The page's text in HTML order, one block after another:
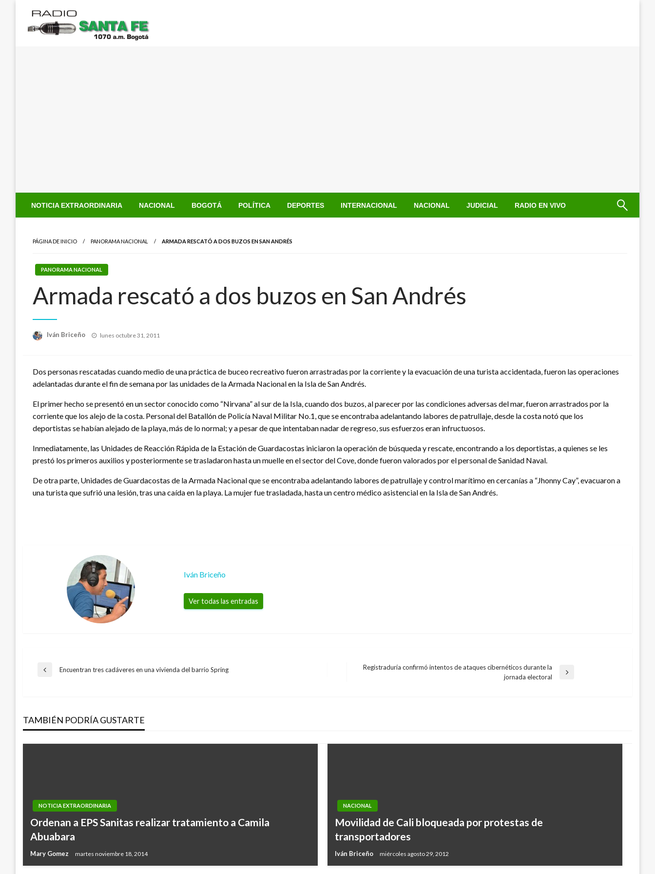
contenido
NOTICIA EXTRAORDINARIA NACIONAL BOGOTÁ POLÍTICA DEPORTES INTERNACIONAL NACIONAL JUDICIAL RADIO EN VIVO
PÁGINA DE INICIO PANORAMA NACIONAL ARMADA RESCATÓ A DOS BUZOS EN SAN ANDRÉS
PANORAMA NACIONAL
Armada rescató a dos buzos en San Andrés
Iván Briceño
Publicado
lunes octubre 31, 2011
Dos personas rescatadas cuando medio de una práctica de buceo recreativo fueron arrastradas por la corriente y la evacuación de una turista accidentada, fueron las operaciones
adelantadas durante el fin de semana por las unidades de la Armada Nacional en la Isla de San Andrés.
El primer hecho se presentó en un sector conocido como “Nirvana” al sur de la Isla, cuando dos buzos, al parecer por las condiciones adversas del mar, fueron arrastrados por la
corriente que los alejo de la costa. Personal del Batallón de Policía Naval Militar No.1, que se encontraba adelantando labores de patrullaje, desde la costa notó que los
deportistas se habían alejado de la playa, más de lo normal; y a pesar de que intentaban nadar de regreso, sus esfuerzos eran infructuosos.
Inmediatamente, las Unidades de Reacción Rápida de la Estación de Guardacostas iniciaron la operación de búsqueda y rescate, encontrando a los deportistas, a quienes se les
prestó los primeros auxilios y posteriormente se trasladaron hasta un muelle en el sector del Cove, donde fueron valorados por el personal de Sanidad Naval.
De otra parte, Unidades de Guardacostas de la Armada Nacional que se encontraba adelantando labores de patrullaje y control marítimo en cercanías a “Jhonny Cay”, evacuaron a
una turista que sufrió una lesión, tras una caída en la playa. La mujer fue trasladada, hasta un centro médico asistencial en la Isla de San Andrés.
Iván Briceño
Ver todas las entradas
Navegación
entradas
Entrada
Encuentran tres cadáveres en una vivienda del barrio Spring
Registraduría confirmó intentos de ataques cibernéticos durante la
jornada electoral
TAMBIÉN PODRÍA GUSTARTE
NOTICIA EXTRAORDINARIA
Ordenan a EPS Sanitas realizar tratamiento a Camila
Abuabara
Mary Gomez martes noviembre 18, 2014
NACIONAL
Movilidad de Cali bloqueada por protestas de
transportadores
Iván Briceño miércoles agosto 29, 2012